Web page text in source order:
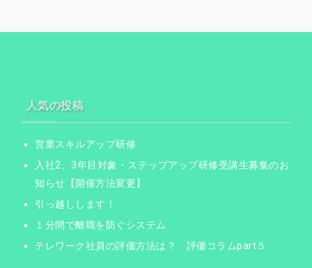
人気の投稿
営業スキルアップ研修
入社2、3年目対象・ステップアップ研修受講生募集のお
知らせ【開催方法変更】
引っ越しします！
１分間で離職を防ぐシステム
テレワーク社員の評価方法は？ 評価コラムpart５